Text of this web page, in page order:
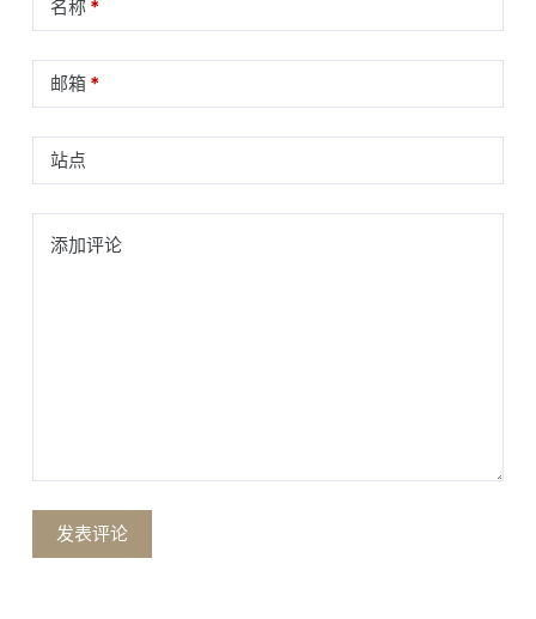
名称*
邮箱*
站点
添加评论
发表评论